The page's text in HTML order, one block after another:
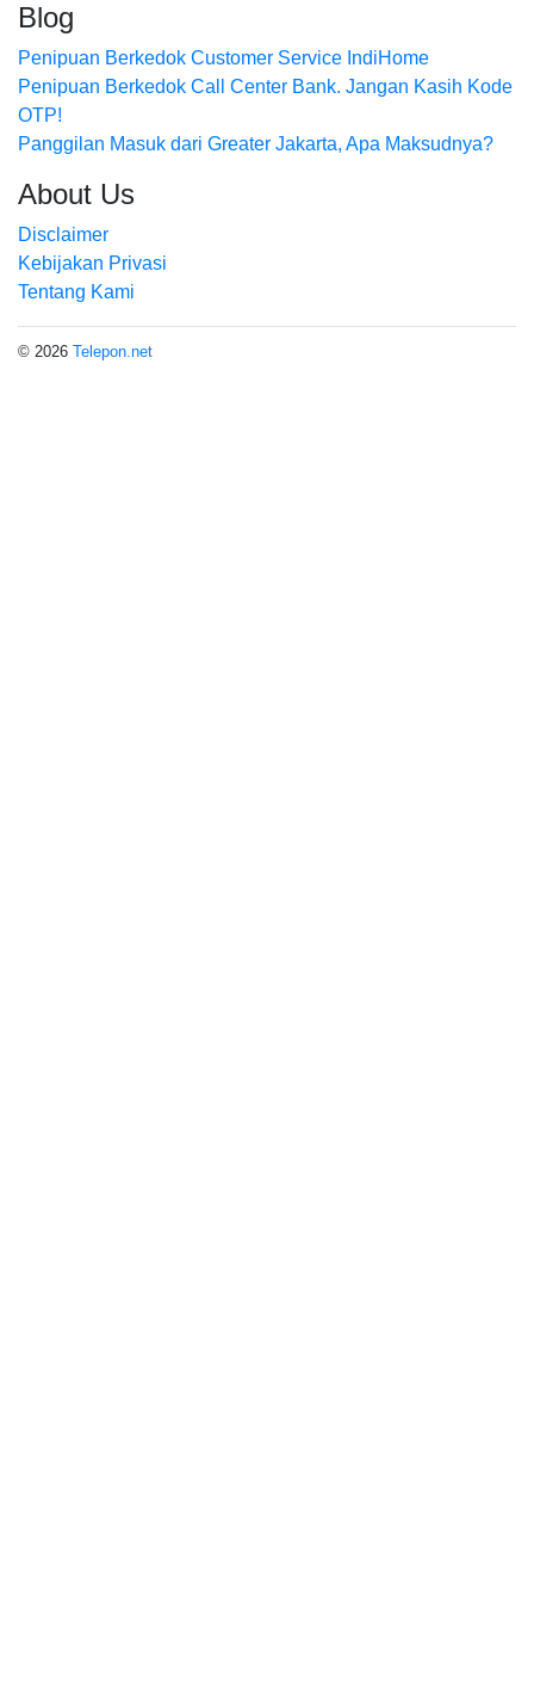
Blog
Penipuan Berkedok Customer Service IndiHome
Penipuan Berkedok Call Center Bank. Jangan Kasih Kode
OTP!
Panggilan Masuk dari Greater Jakarta, Apa Maksudnya?
About Us
Disclaimer
Kebijakan Privasi
Tentang Kami
© 2026 Telepon.net